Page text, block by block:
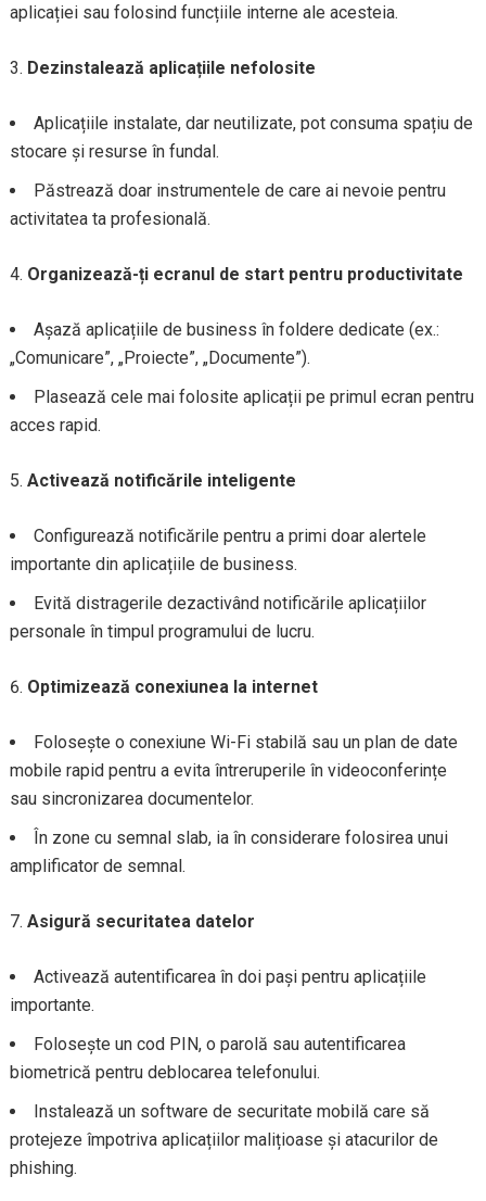
aplicației sau folosind funcțiile interne ale acesteia.
Dezinstalează aplicațiile nefolosite
Aplicațiile instalate, dar neutilizate, pot consuma spațiu de
stocare și resurse în fundal.
Păstrează doar instrumentele de care ai nevoie pentru
activitatea ta profesională.
Organizează-ți ecranul de start pentru productivitate
Așază aplicațiile de business în foldere dedicate (ex.:
„Comunicare”, „Proiecte”, „Documente”).
Plasează cele mai folosite aplicații pe primul ecran pentru
acces rapid.
Activează notificările inteligente
Configurează notificările pentru a primi doar alertele
importante din aplicațiile de business.
Evită distragerile dezactivând notificările aplicațiilor
personale în timpul programului de lucru.
Optimizează conexiunea la internet
Folosește o conexiune Wi-Fi stabilă sau un plan de date
mobile rapid pentru a evita întreruperile în videoconferințe
sau sincronizarea documentelor.
În zone cu semnal slab, ia în considerare folosirea unui
amplificator de semnal.
Asigură securitatea datelor
Activează autentificarea în doi pași pentru aplicațiile
importante.
Folosește un cod PIN, o parolă sau autentificarea
biometrică pentru deblocarea telefonului.
Instalează un software de securitate mobilă care să
protejeze împotriva aplicațiilor malițioase și atacurilor de
phishing.